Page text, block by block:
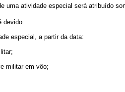
atividade especial será atribuído
devido:
especial, a partir da data:
militar em vôo;